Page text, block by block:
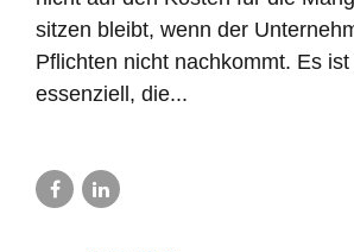
sitzen bleibt, wenn der
Pflichten nicht nachkommt. Es ist
essenziell, die...